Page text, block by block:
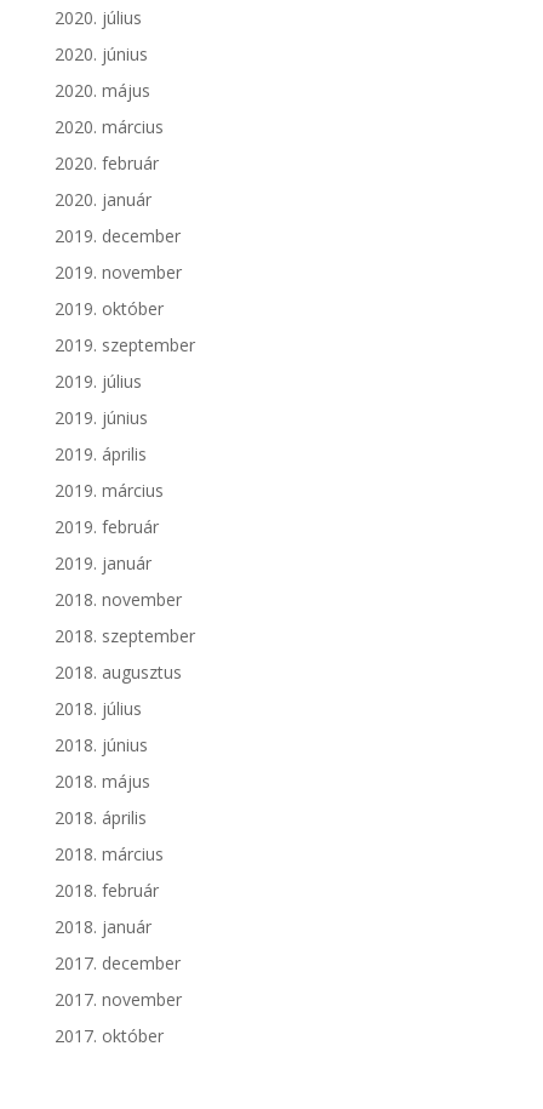
2020. július
2020. június
2020. május
2020. március
2020. február
2020. január
2019. december
2019. november
2019. október
2019. szeptember
2019. július
2019. június
2019. április
2019. március
2019. február
2019. január
2018. november
2018. szeptember
2018. augusztus
2018. július
2018. június
2018. május
2018. április
2018. március
2018. február
2018. január
2017. december
2017. november
2017. október